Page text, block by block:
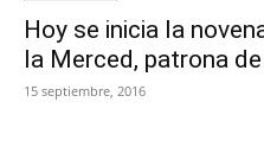
Hoy se inicia la
la Merced, patrona
15 septiembre, 2016